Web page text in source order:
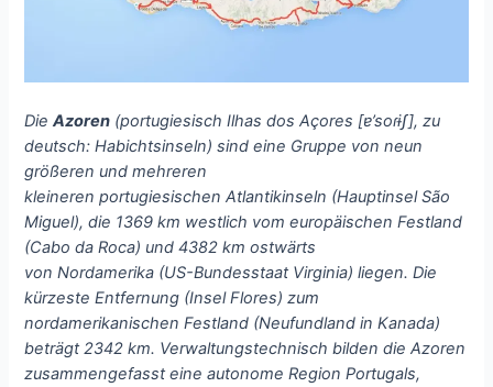
DieAzoren (portugiesisch Ilhas dos Açores [ɐ’soɾɨʃ], zu
deutsch: Habichtsinseln) sind eine Gruppe von neun
größeren und mehreren
kleineren portugiesischen Atlantikinseln (Hauptinsel São
Miguel), die 1369 km westlich vom europäischen Festland
(Cabo da Roca) und 4382 km ostwärts
von Nordamerika (US-Bundesstaat Virginia) liegen. Die
kürzeste Entfernung (Insel Flores) zum
nordamerikanischen Festland (Neufundland in Kanada)
beträgt 2342 km. Verwaltungstechnisch bilden die Azoren
zusammengefasst eine autonome Region Portugals,